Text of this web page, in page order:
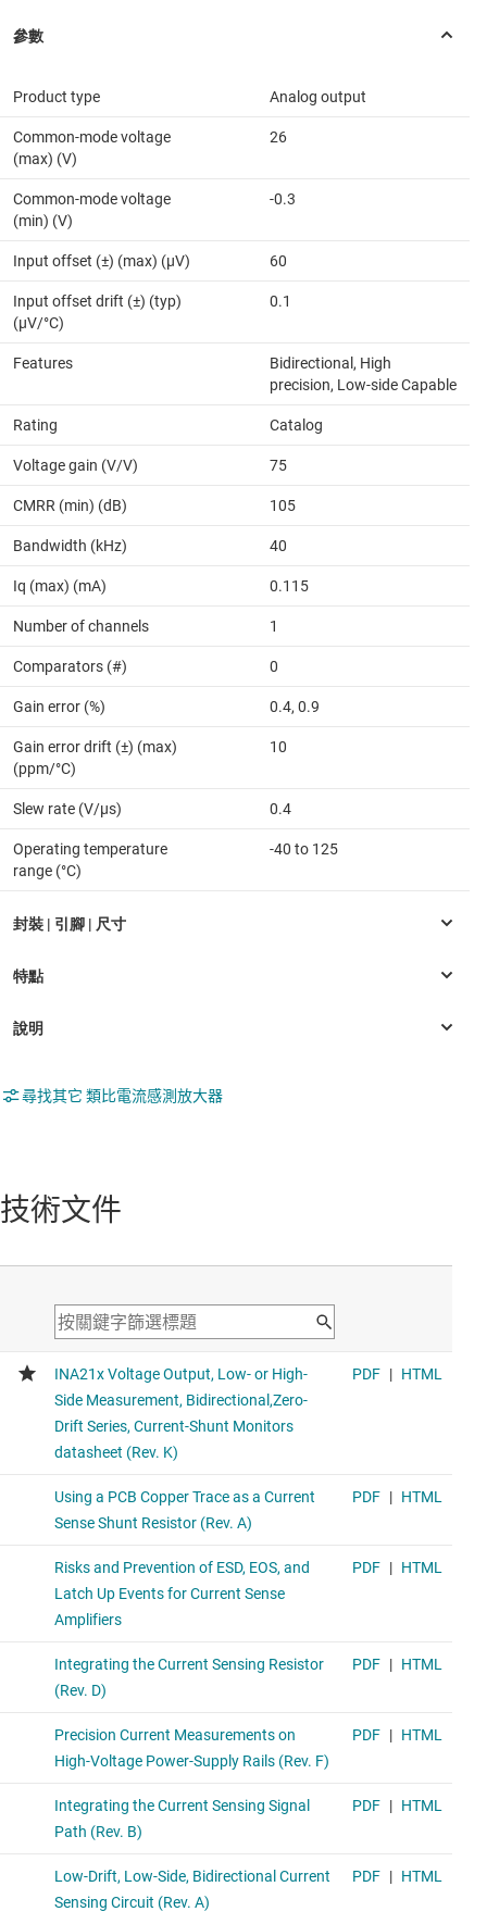
Product type Analog output
Common-mode voltage
(max) (V)
26
Common-mode voltage
(min) (V)
-0.3
Input offset (±) (max) (µV) 60
Input offset drift (±) (typ)
(µV/°C)
0.1
Features
Bidirectional, High
precision, Low-side Capable
Rating Catalog
Voltage gain (V/V) 75
CMRR (min) (dB) 105
Bandwidth (kHz) 40
Iq (max) (mA) 0.115
Number of channels 1
Comparators (#) 0
Gain error (%) 0.4, 0.9
Gain error drift (±) (max)
(ppm/°C)
10
Slew rate (V/µs) 0.4
Operating temperature
range (°C)
-40 to 125
尋找其它 類比電流感測放大器
技術文件